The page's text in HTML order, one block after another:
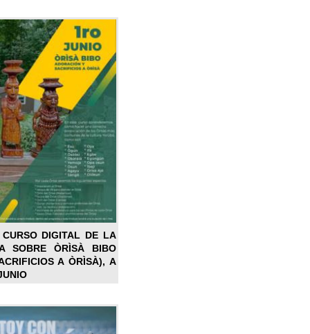
DIGITAL DE LA
SOBRE ÒRÌSÀ BIBO
A ÒRÌSÀ), A